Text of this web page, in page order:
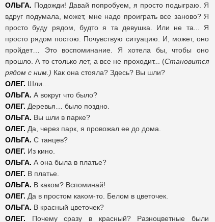
ОЛЬГА. Подожди! Давай попробуем, я просто подыграю. Я
вдруг подумала, может, мне надо проиграть все заново? Я
просто буду рядом, будто я та девушка. Или не та... Я
просто рядом постою. Почувствую ситуацию. И, может, оно
пройдет… Это воспоминание. Я хотела бы, чтобы оно
прошло. А то столько лет, а все не проходит... (Становится
рядом с ним.) Как она стояла? Здесь? Вы шли?
ОЛЕГ. Шли…
ОЛЬГА. А вокруг что было?
ОЛЕГ. Деревья… было поздно.
ОЛЬГА. Вы шли в парке?
ОЛЕГ. Да, через парк, я провожал ее до дома.
ОЛЬГА. С танцев?
ОЛЕГ. Из кино.
ОЛЬГА. А она была в платье?
ОЛЕГ. В платье.
ОЛЬГА. В каком? Вспоминай!
ОЛЕГ. Да в простом каком-то. Белом в цветочек.
ОЛЬГА. В красный цветочек?
ОЛЕГ. Почему сразу в красный? Разноцветные были